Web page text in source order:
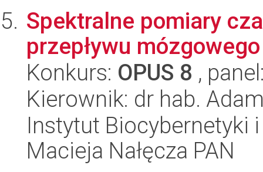
Spektralne pomiary
przepływu mózgowego
Konkurs: OPUS 8 ,
Kierownik: dr hab.
Instytut Biocybernetyki
Macieja Nałęcza PAN